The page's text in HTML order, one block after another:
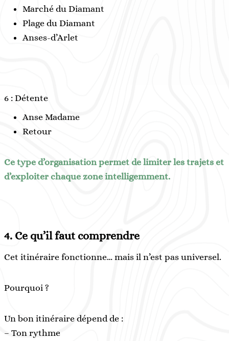
Marché du Diamant
Plage du Diamant
Anses-d’Arlet
6 : Détente
Anse Madame
Retour
Ce type d’organisation permet de limiter les trajets et
d’exploiter chaque zone intelligemment.
4. Ce qu’il faut comprendre
Cet itinéraire fonctionne… mais il n’est pas universel.
Pourquoi ?
Un bon itinéraire dépend de :
– Ton rythme